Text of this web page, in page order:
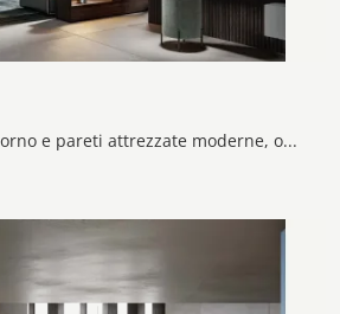
Se vuoi mobili soggiorno e pareti attrezzate moderne, opta per il modello Modulo 02 di Veneran: clicca e scopri di più!